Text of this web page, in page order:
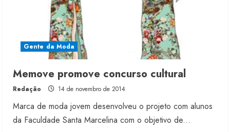
Gente da Moda
Memove promove concurso cultural
Redação 14 de novembro de 2014
Marca de moda jovem desenvolveu o projeto com alunos
da Faculdade Santa Marcelina com o objetivo de...